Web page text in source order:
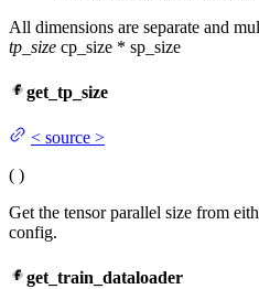
All dimensions are separate and
tp_size cp_size * sp_size
get_tp_size
< source >
( )
Get the tensor parallel size from
config.
get_train_dataloader